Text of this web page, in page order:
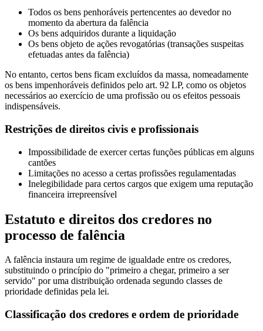
Todos os bens penhoráveis pertencentes ao devedor no
momento da abertura da falência
Os bens adquiridos durante a liquidação
Os bens objeto de ações revogatórias (transações suspeitas
efetuadas antes da falência)
No entanto, certos bens ficam excluídos da massa, nomeadamente
os bens impenhoráveis definidos pelo art. 92 LP, como os objetos
necessários ao exercício de uma profissão ou os efeitos pessoais
indispensáveis.
Restrições de direitos civis e profissionais
Impossibilidade de exercer certas funções públicas em alguns
cantões
Limitações no acesso a certas profissões regulamentadas
Inelegibilidade para certos cargos que exigem uma reputação
financeira irrepreensível
Estatuto e direitos dos credores no
processo de falência
A falência instaura um regime de igualdade entre os credores,
substituindo o princípio do "primeiro a chegar, primeiro a ser
servido" por uma distribuição ordenada segundo classes de
prioridade definidas pela lei.
Classificação dos credores e ordem de prioridade